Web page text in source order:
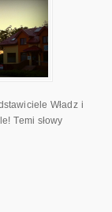
Władz i
Temi słowy